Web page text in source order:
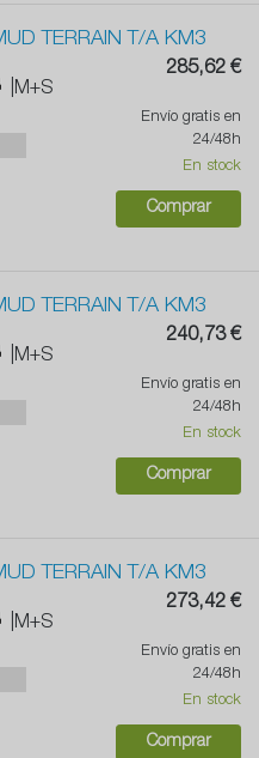
TERRAIN T/A KM3
|M+S
285,62 €
Envío gratis en
24/48h
En stock
Comprar
TERRAIN T/A KM3
|M+S
240,73 €
Envío gratis en
24/48h
En stock
Comprar
TERRAIN T/A KM3
|M+S
273,42 €
Envío gratis en
24/48h
En stock
Comprar